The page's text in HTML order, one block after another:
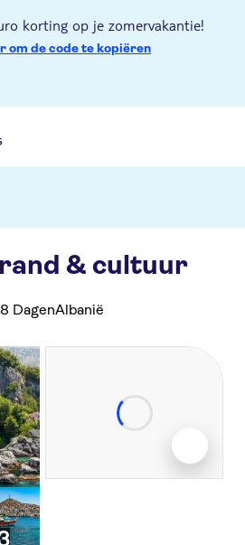
korting op je zomervakantie!
om de code te kopiëren
& cultuur
8 DagenAlbanië